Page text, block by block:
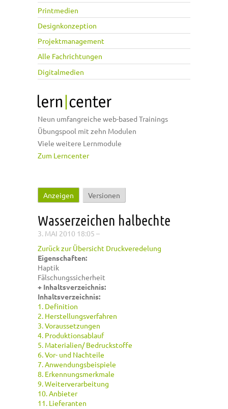
Printmedien
Designkonzeption
Projektmanagement
Alle Fachrichtungen
Digitalmedien
Neun umfangreiche web-based Trainings
Übungspool mit zehn Modulen
Viele weitere Lernmodule
Zum Lerncenter
Haupt-Reiter
Anzeigen (aktiver Reiter)
Versionen
Wasserzeichen halbechte
3. MAI 2010 18:05 –
Zurück zur Übersicht Druckveredelung
Eigenschaften:
Haptik
Fälschungssicherheit
+ Inhaltsverzeichnis:
Inhaltsverzeichnis:
1. Definition
2. Herstellungsverfahren
3. Voraussetzungen
4. Produktionsablauf
5. Materialien/ Bedruckstoffe
6. Vor- und Nachteile
7. Anwendungsbeispiele
8. Erkennungsmerkmale
9. Weiterverarbeitung
10. Anbieter
11. Lieferanten